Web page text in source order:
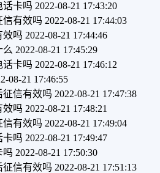
话卡吗 2022-08-21 17:43:20
信有效吗 2022-08-21 17:44:03
效吗 2022-08-21 17:44:46
么 2022-08-21 17:45:29
话卡吗 2022-08-21 17:46:12
08-21 17:46:55
征信有效吗 2022-08-21 17:47:38
效吗 2022-08-21 17:48:21
信有效吗 2022-08-21 17:49:04
卡吗 2022-08-21 17:49:47
吗 2022-08-21 17:50:30
征信有效吗 2022-08-21 17:51:13